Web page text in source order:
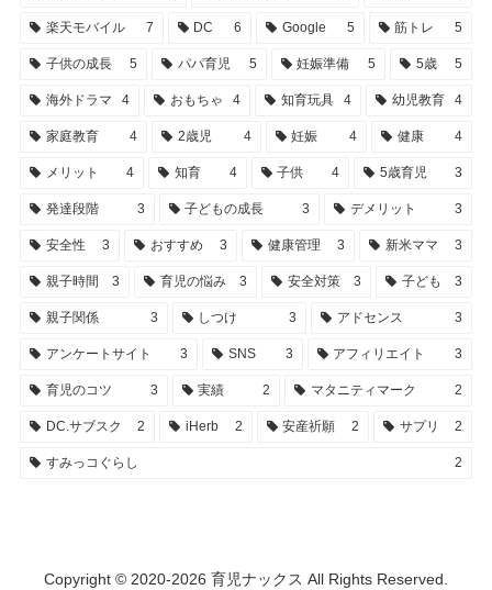
楽天モバイル 7 DC 6 Google 5 筋トレ 5
子供の成長 5 パパ育児 5 妊娠準備 5 5歳 5
海外ドラマ 4 おもちゃ 4 知育玩具 4 幼児教育 4
家庭教育 4 2歳児 4 妊娠 4 健康 4
メリット 4 知育 4 子供 4 5歳育児 3
発達段階 3 子どもの成長 3 デメリット 3
安全性 3 おすすめ 3 健康管理 3 新米ママ 3
親子時間 3 育児の悩み 3 安全対策 3 子ども 3
親子関係 3 しつけ 3 アドセンス 3
アンケートサイト 3 SNS 3 アフィリエイト 3
育児のコツ 3 実績 2 マタニティマーク 2
DC.サブスク 2 iHerb 2 安産祈願 2 サプリ 2
すみっコぐらし 2
Copyright © 2020-2026 育児ナックス All Rights Reserved.